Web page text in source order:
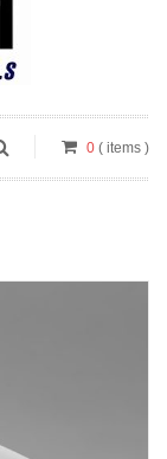
0 ( items )